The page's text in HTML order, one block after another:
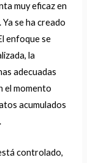
muy eficaz en
se ha creado
enfoque se
la
adecuadas
el momento
acumulados
controlado,